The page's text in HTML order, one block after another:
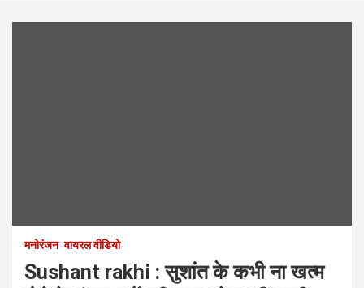
मनोरंजन वायरल वीडियो
Sushant rakhi : सुशांत के कभी ना खत्म